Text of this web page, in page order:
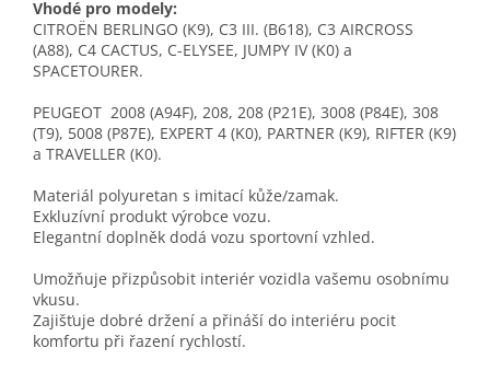
Vhodé pro modely:
CITROËN BERLINGO (K9), C3 III. (B618), C3 AIRCROSS
(A88), C4 CACTUS, C-ELYSEE, JUMPY IV (K0) a
SPACETOURER.
PEUGEOT 2008 (A94F), 208, 208 (P21E), 3008 (P84E), 308
(T9), 5008 (P87E), EXPERT 4 (K0), PARTNER (K9), RIFTER (K9)
a TRAVELLER (K0).
Materiál polyuretan s imitací kůže/zamak.
Exkluzívní produkt výrobce vozu.
Elegantní doplněk dodá vozu sportovní vzhled.
Umožňuje přizpůsobit interiér vozidla vašemu osobnímu
vkusu.
Zajišťuje dobré držení a přináší do interiéru pocit
komfortu při řazení rychlostí.